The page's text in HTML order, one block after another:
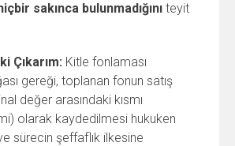
sakınca bulunmadığını teyit
Çıkarım: Kitle fonlaması
gereği, toplanan fonun satış
değer arasındaki kısmı
olarak kaydedilmesi hukuken
sürecin şeffaflık ilkesine